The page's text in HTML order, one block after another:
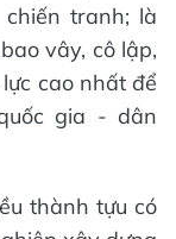
tranh; là
vây, cô lập,
cao nhất để
gia - dân
thành tựu có